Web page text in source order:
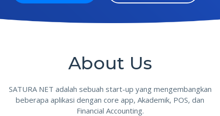
About Us
SATURA NET adalah sebuah start-up yang mengembangkan
beberapa aplikasi dengan core app, Akademik, POS, dan
Financial Accounting.